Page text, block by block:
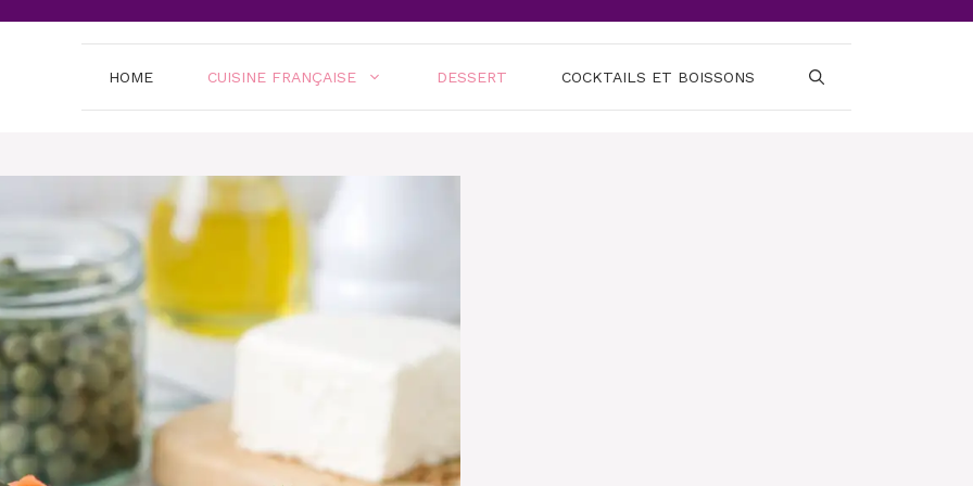
HOME CUISINE FRANÇAISE DESSERT COCKTAILS ET BOISSONS